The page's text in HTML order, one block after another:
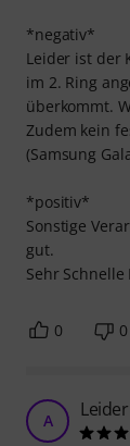
*negativ*
Leider ist der
im 2. Ring
überkommt.
Zudem kein
(Samsung
*positiv*
Sonstige
gut.
Sehr
0 0
A